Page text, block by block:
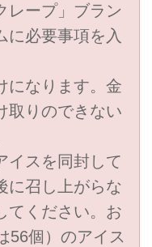
レープ」ブラン
に必要事項を入
になります。金
取りのできない
イスを同封して
に召し上がらな
てください。お
56個）のアイス